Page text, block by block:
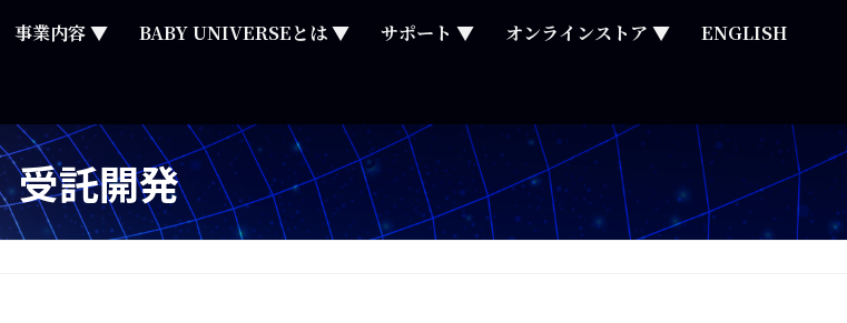
事業内容 ▼ BABY UNIVERSEとは ▼ サポート ▼ オンラインストア ▼ ENGLISH
受託開発